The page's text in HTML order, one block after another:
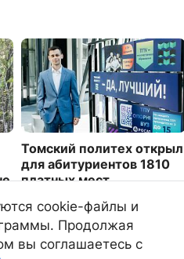
Томский политех открыл
для абитуриентов 1810
платных мест
6666
cookie-файлы и
Продолжая
вы соглашаетесь с